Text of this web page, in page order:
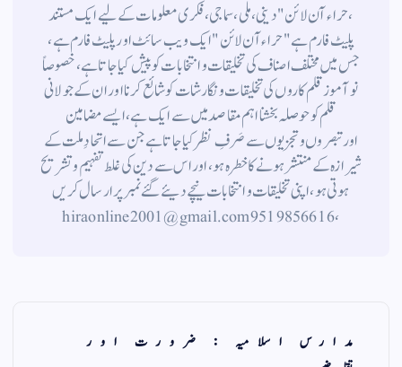
،حراء آن لائن" دینی ، ملی ، سماجی ، فکری معلومات کے لیے ایک مستند
پلیٹ فارم ہے " حراء آن لائن " ایک ویب سائٹ اور پلیٹ فارم ہے ،
جس میں مختلف اصناف کی تخلیقات و انتخابات کو پیش کیا جاتا ہے ، خصوصاً
نوآموز قلم کاروں کی تخلیقات و نگارشات کو شائع کرنا اور ان کے جولانی
قلم کوحوصلہ بخشنا اہم مقاصد میں سے ایک ہے ، ایسے مضامین
اورتبصروں وتجزیوں سے صَرفِ نظر کیا جاتاہے جن سے اتحادِ ملت کے
شیرازہ کے منتشر ہونے کاخطرہ ہو ، اور اس سے دین کی غلط تفہیم وتشریح
ہوتی ہو، اپنی تخلیقات و انتخابات نیچے دیئے گئے نمبر پر ارسال کریں
، 9519856616 hiraonline2001@gmail.com
مدارس اسلامیہ : ضرورت اور